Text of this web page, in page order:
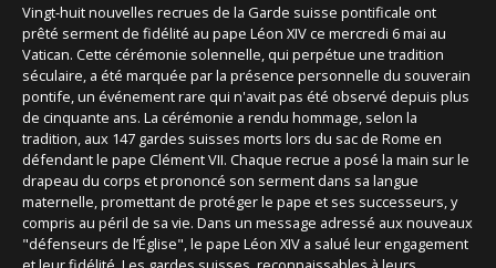
Vingt-huit nouvelles recrues de la Garde suisse pontificale ont
prêté serment de fidélité au pape Léon XIV ce mercredi 6 mai au
Vatican. Cette cérémonie solennelle, qui perpétue une tradition
séculaire, a été marquée par la présence personnelle du souverain
pontife, un événement rare qui n'avait pas été observé depuis plus
de cinquante ans. La cérémonie a rendu hommage, selon la
tradition, aux 147 gardes suisses morts lors du sac de Rome en
défendant le pape Clément VII. Chaque recrue a posé la main sur le
drapeau du corps et prononcé son serment dans sa langue
maternelle, promettant de protéger le pape et ses successeurs, y
compris au péril de sa vie. Dans un message adressé aux nouveaux
"défenseurs de l’Église", le pape Léon XIV a salué leur engagement